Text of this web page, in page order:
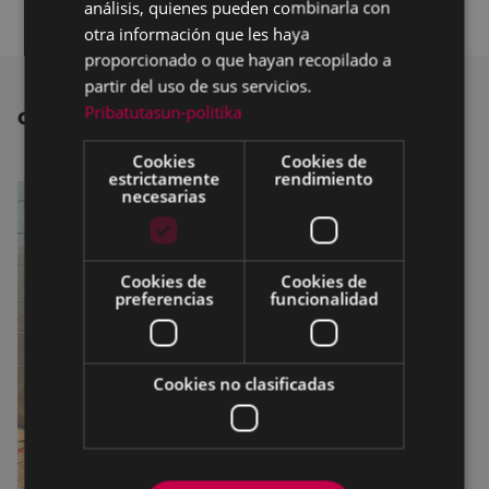
OTRAS NOTICIAS
análisis, quienes pueden combinarla con
otra información que les haya
proporcionado o que hayan recopilado a
partir del uso de sus servicios.
Pribatutasun-politika
Cookies
estrictamente
necesarias
Cookies de
rendimiento
Cookies de
preferencias
Cookies de
funcionalidad
Cookies no clasificadas